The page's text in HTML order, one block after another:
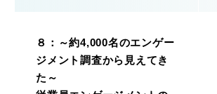
８：～約4,000名のエンゲー
ジメント調査から見えてき
た～